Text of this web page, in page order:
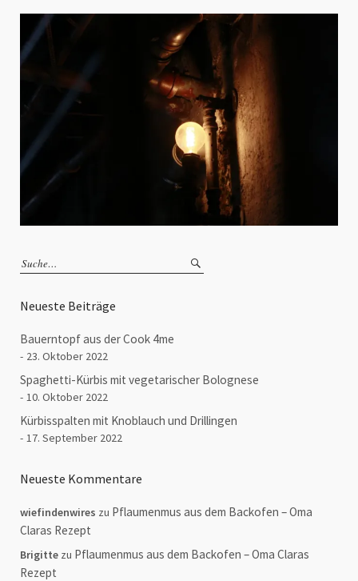
Neueste Beiträge
Bauerntopf aus der Cook 4me
23. Oktober 2022
Spaghetti-Kürbis mit vegetarischer Bolognese
10. Oktober 2022
Kürbisspalten mit Knoblauch und Drillingen
17. September 2022
Neueste Kommentare
wiefindenwires zu Pflaumenmus aus dem Backofen – Oma
Claras Rezept
Brigitte zu Pflaumenmus aus dem Backofen – Oma Claras
Rezept